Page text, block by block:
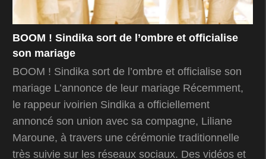
BOOM ! Sindika sort de l’ombre et officialise
son mariage
BOOM ! Sindika sort de l’ombre et officialise son
mariage L’annonce de leur mariage Récemment,
le rappeur ivoirien Sindika a officiellement
annoncé son union avec sa compagne, Liliane
Maroune, à travers une cérémonie traditionnelle
très suivie sur les réseaux sociaux. Des vidéos et